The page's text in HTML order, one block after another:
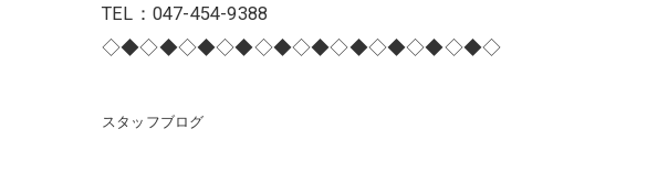
TEL：047-454-9388
◇◆◇◆◇◆◇◆◇◆◇◆◇◆◇◆◇◆◇◆◇
スタッフブログ